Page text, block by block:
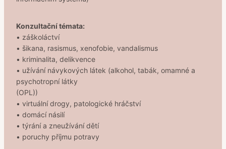
Konzultační témata:
• záškoláctví
• šikana, rasismus, xenofobie, vandalismus
• kriminalita, delikvence
• užívání návykových látek (alkohol, tabák, omamné a
psychotropní látky
(OPL))
• virtuální drogy, patologické hráčství
• domácí násilí
• týrání a zneužívání dětí
• poruchy příjmu potravy